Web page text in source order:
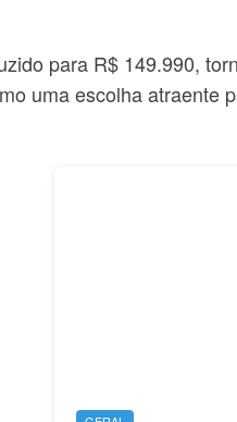
para R$ 149.990,
uma escolha